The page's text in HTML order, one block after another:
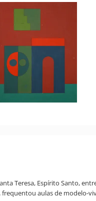
Teresa, Espírito Santo,
aulas de modelo-